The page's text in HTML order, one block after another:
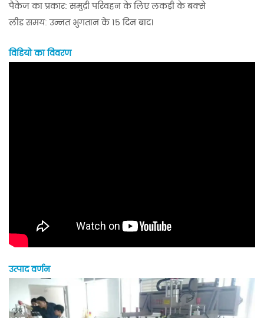
पैकेज का प्रकार: समुद्री परिवहन के लिए लकड़ी के बक्से
लीड समय: उन्नत भुगतान के 15 दिन बाद।
विडियो का विवरण
उत्पाद वर्णन